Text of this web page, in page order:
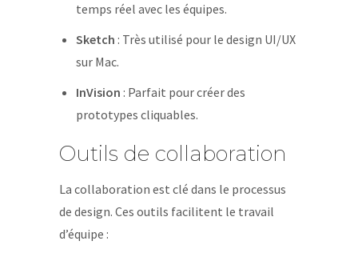
temps réel avec les équipes.
Sketch : Très utilisé pour le design UI/UX
sur Mac.
InVision : Parfait pour créer des
prototypes cliquables.
Outils de collaboration
La collaboration est clé dans le processus
de design. Ces outils facilitent le travail
d’équipe :